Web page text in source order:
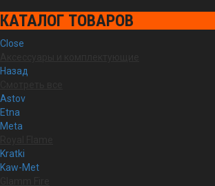
КАТАЛОГ ТОВАРОВ
Close
Назад
Astov
Etna
Meta
Kratki
Kaw-Met